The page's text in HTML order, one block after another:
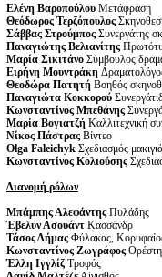
Ελένη Βαροπούλου Μετάφραση
Θεόδωρος Τερζόπουλος
Σάββας Στρούμπος Συνεργάτης
Παναγιώτης Βελιανίτης
Μαρία Σικιτάνο Σύμβουλος
Ειρήνη Μουντράκη
Θεοδώρα Πατητή Βοηθός
Παναγιώτα Κοκκορού
Κωνσταντίνος Μπεθάνης
Μαρία Βογιατζή Καλλιτεχνική
Νίκος Πάστρας Βίντεο
Olga Faleichyk Σχεδιασμός
Κωνσταντίνος Κολιούσης
Διανομή ρόλων
Μπάμπης Αλεφάντης Πυλάδης
Έβελυν Ασουάντ Κασσάνδρ
Τάσος Δήμας Φύλακας,
Κωνσταντίνος Ζωγράφος
Έλλη Ιγγλίζ Τροφός